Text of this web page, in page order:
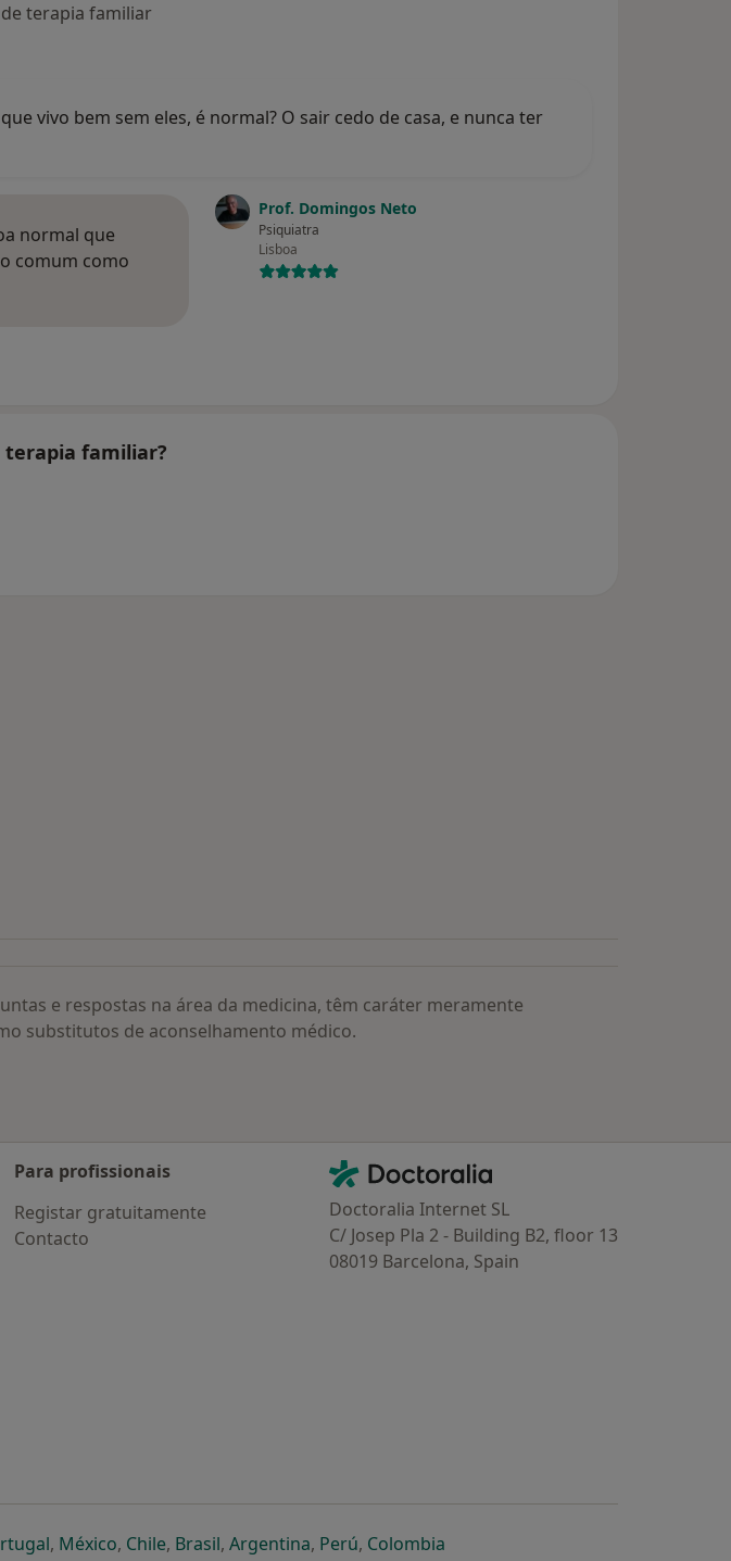
terapia familiar
vivo bem sem eles, é normal? O sair cedo de casa, e nunca ter
Prof. Domingos Neto
Psiquiatra
Lisboa
normal que
comum como
terapia familiar?
e respostas na área da medicina, têm caráter meramente
substitutos de aconselhamento médico.
Para profissionais
Registar gratuitamente
Contacto
Contacto
Doctoralia - Homepage
Doctoralia Internet SL
C/ Josep Pla 2 - Building B2, floor 13
08019 Barcelona, Spain
separador
num novo separador
abre num novo separador
, Méxicoabre num novo separador
, Chileabre num novo separador
, Brasilabre num novo separador
, Argentinaabre num novo separador
, Perúabre num novo separador
, Colombiaabre num novo separador